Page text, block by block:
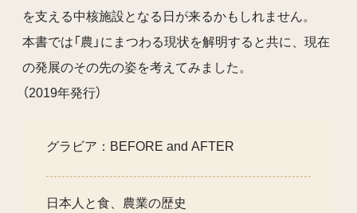
を支える中核施設となる日が来るかもしれません。
本書では「農」にまつわる現状を解明すると共に、現在
の発展のその先の姿を考えてみました。
（2019年発行）
グラビア：BEFORE and AFTER
日本人と食、農業の歴史